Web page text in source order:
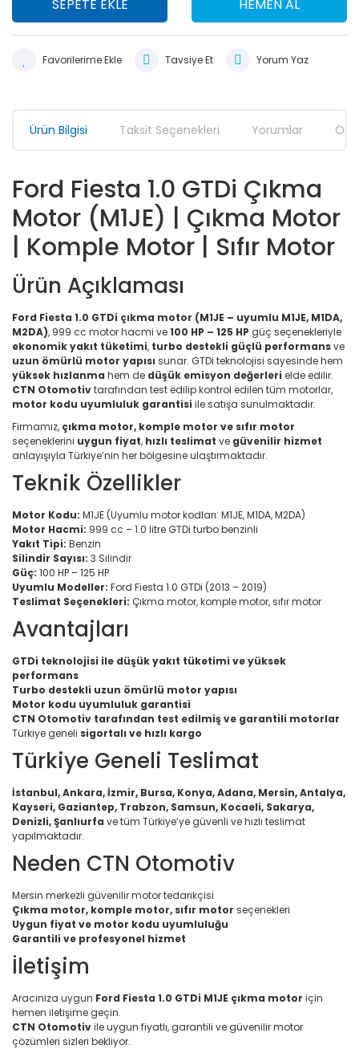
SEPETE EKLE HEMEN AL
Tavsiye Et Yorum Yaz
Ürün Bilgisi Taksit Seçenekleri Yorumlar
Ford Fiesta 1.0 GTDi Çıkma
Motor (M1JE) | Çıkma Motor
| Komple Motor | Sıfır Motor
Ürün Açıklaması
Ford Fiesta 1.0 GTDi çıkma motor (M1JE – uyumlu M1JE, M1DA,
M2DA), 999 cc motor hacmi ve100 HP – 125 HP güç seçenekleriyle
ekonomik yakıt tüketimi, turbo destekli güçlü performansve
uzun ömürlü motor yapısı sunar. GTDi teknolojisi sayesinde hem
yüksek hızlanma hem de düşük emisyon değerleri elde edilir.
CTN Otomotivtarafından test edilip kontrol edilen tüm motorlar,
motor kodu uyumluluk garantisi ile satışa sunulmaktadır.
Firmamız, çıkma motor, komple motor ve sıfır motor
seçeneklerini uygun fiyat, hızlı teslimat ve güvenilir hizmet
anlayışıyla Türkiye’nin her bölgesine ulaştırmaktadır.
Teknik Özellikler
Motor Kodu: M1JE (Uyumlu motor kodları: M1JE, M1DA, M2DA)
Motor Hacmi: 999 cc – 1.0 litre GTDi turbo benzinli
Yakıt Tipi: Benzin
Silindir Sayısı: 3 Silindir
Güç: 100 HP – 125 HP
Uyumlu Modeller: Ford Fiesta 1.0 GTDi (2013 – 2019)
Teslimat Seçenekleri: Çıkma motor, komple motor, sıfır motor
Avantajları
GTDi teknolojisi ile düşük yakıt tüketimi ve yüksek
performans
Turbo destekli uzun ömürlü motor yapısı
Motor kodu uyumluluk garantisi
CTN Otomotiv tarafından test edilmiş ve garantili motorlar
Türkiye geneli sigortalı ve hızlı kargo
Türkiye Geneli Teslimat
İstanbul, Ankara, İzmir, Bursa, Konya, Adana, Mersin, Antalya,
Kayseri, Gaziantep, Trabzon, Samsun, Kocaeli, Sakarya,
Denizli, Şanlıurfa ve tüm Türkiye’ye güvenli ve hızlı teslimat
yapılmaktadır.
Neden CTN Otomotiv
Mersin merkezli güvenilir motor tedarikçisi
Çıkma motor, komple motor, sıfır motor seçenekleri
Uygun fiyat ve motor kodu uyumluluğu
Garantili ve profesyonel hizmet
İletişim
Aracınıza uygun Ford Fiesta 1.0 GTDi M1JE çıkma motor için
hemen iletişime geçin.
CTN Otomotivile uygun fiyatlı, garantili ve güvenilir motor
çözümleri sizleri bekliyor.